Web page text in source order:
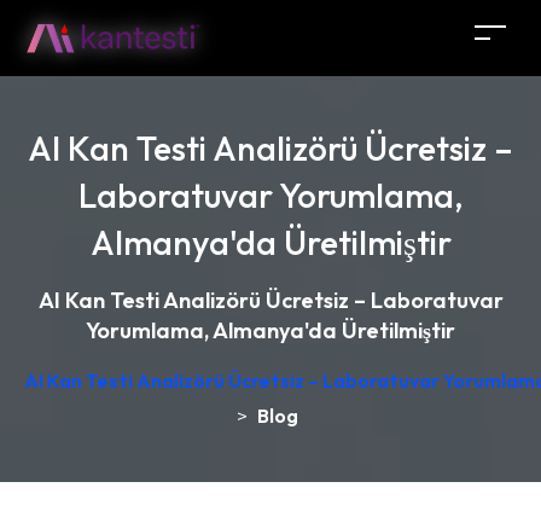
AI Kan Testi Analizörü Ücretsiz –
Laboratuvar Yorumlama,
Almanya'da Üretilmiştir
AI Kan Testi Analizörü Ücretsiz – Laboratuvar
Yorumlama, Almanya'da Üretilmiştir
AI Kan Testi Analizörü Ücretsiz – Laboratuvar
> Blog